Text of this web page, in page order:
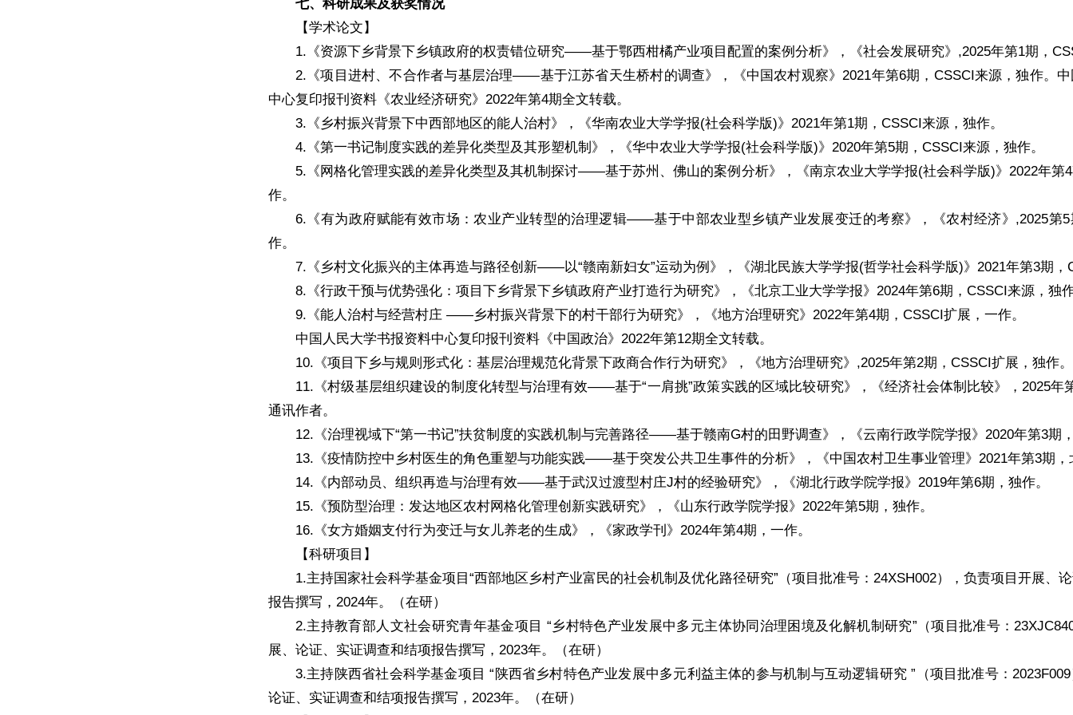
七、科研成果及获奖情况
【学术论文】
1.《资源下乡背景下乡镇政府的权责错位研究——基于鄂西柑橘产业项目配置的案例分析》，《社会发展研究》,2025年第1期，
2.《项目进村、不合作者与基层治理——基于江苏省天生桥村的调查》，《中国农村观察》2021年第6期，CSSCI来源，独作。
中心复印报刊资料《农业经济研究》2022年第4期全文转载。
3.《乡村振兴背景下中西部地区的能人治村》，《华南农业大学学报(社会科学版)》2021年第1期，CSSCI来源，独作。
4.《第一书记制度实践的差异化类型及其形塑机制》，《华中农业大学学报(社会科学版)》2020年第5期，CSSCI来源，独作。
5.《网格化管理实践的差异化类型及其机制探讨——基于苏州、佛山的案例分析》，《南京农业大学学报(社会科学版)》2022年第
作。
6.《有为政府赋能有效市场：农业产业转型的治理逻辑——基于中部农业型乡镇产业发展变迁的考察》，《农村经济》,2025第5
作。
7.《乡村文化振兴的主体再造与路径创新——以“赣南新妇女”运动为例》，《湖北民族大学学报(哲学社会科学版)》2021年第3期，
8.《行政干预与优势强化：项目下乡背景下乡镇政府产业打造行为研究》，《北京工业大学学报》2024年第6期，CSSCI来源，独
9.《能人治村与经营村庄 ——乡村振兴背景下的村干部行为研究》，《地方治理研究》2022年第4期，CSSCI扩展，一作。
中国人民大学书报资料中心复印报刊资料《中国政治》2022年第12期全文转载。
10.《项目下乡与规则形式化：基层治理规范化背景下政商合作行为研究》，《地方治理研究》,2025年第2期，CSSCI扩展，独作。
11.《村级基层组织建设的制度化转型与治理有效——基于“一肩挑”政策实践的区域比较研究》，《经济社会体制比较》，2025年
通讯作者。
12.《治理视域下“第一书记”扶贫制度的实践机制与完善路径——基于赣南G村的田野调查》，《云南行政学院学报》2020年第3期
13.《疫情防控中乡村医生的角色重塑与功能实践——基于突发公共卫生事件的分析》，《中国农村卫生事业管理》2021年第3期，
14.《内部动员、组织再造与治理有效——基于武汉过渡型村庄J村的经验研究》，《湖北行政学院学报》2019年第6期，独作。
15.《预防型治理：发达地区农村网格化管理创新实践研究》，《山东行政学院学报》2022年第5期，独作。
16.《女方婚姻支付行为变迁与女儿养老的生成》，《家政学刊》2024年第4期，一作。
【科研项目】
1.主持国家社会科学基金项目“西部地区乡村产业富民的社会机制及优化路径研究”（项目批准号：24XSH002），负责项目开展、
报告撰写，2024年。（在研）
2.主持教育部人文社会研究青年基金项目 “乡村特色产业发展中多元主体协同治理困境及化解机制研究”（项目批准号：
展、论证、实证调查和结项报告撰写，2023年。（在研）
3.主持陕西省社会科学基金项目 “陕西省乡村特色产业发展中多元利益主体的参与机制与互动逻辑研究 ”（项目批准号：
论证、实证调查和结项报告撰写，2023年。（在研）